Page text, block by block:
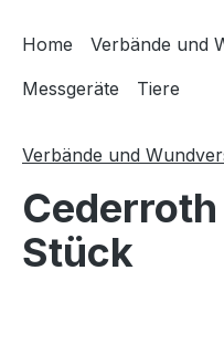
Home Verbände und
Messgeräte
Tiere
Verbände und
Stück